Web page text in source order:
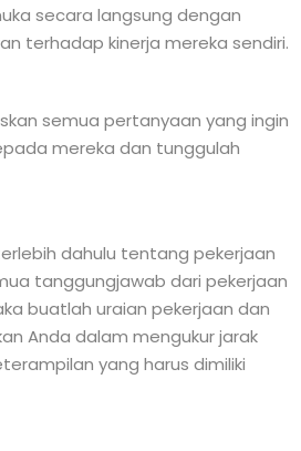
secara langsung dengan
terhadap kinerja mereka sendiri.
semua pertanyaan yang ingin
mereka dan tunggulah
dahulu tentang pekerjaan
tanggungjawab dari pekerjaan
buatlah uraian pekerjaan dan
Anda dalam mengukur jarak
yang harus dimiliki